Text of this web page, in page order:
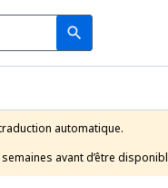
search
Search
automatique.
avant d’être